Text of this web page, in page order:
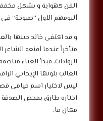
الفن كهواية و بشكل
ألبومهم الأول “صبوحة” في ١٩٩١.
و قد اكتفى خالد حينها
متأخراً عندما أقنعه
الروايات، فبدأ الغناء
الغالب بلونها الإيجابي
ليس لاختيار اسم ميامي
اختاره طارق بمحض
مكان ما.